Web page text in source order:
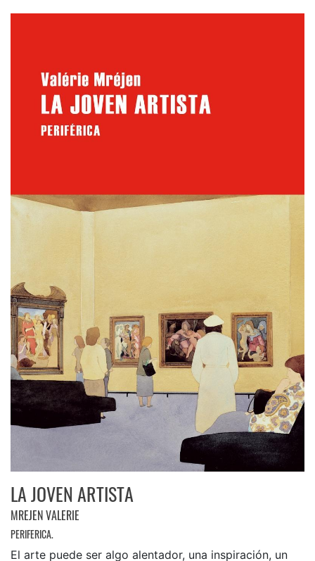
LA JOVEN ARTISTA
MREJEN VALERIE
PERIFERICA.
El arte puede ser algo alentador, una inspiración, un